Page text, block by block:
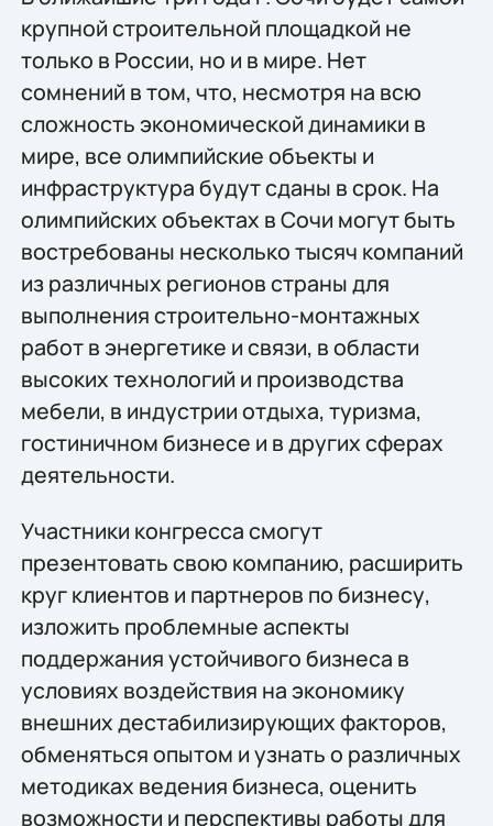
крупной строительной площадкой не
только в России, но и в мире. Нет
сомнений в том, что, несмотря на всю
сложность экономической динамики в
мире, все олимпийские объекты и
инфраструктура будут сданы в срок. На
олимпийских объектах в Сочи могут быть
востребованы несколько тысяч компаний
из различных регионов страны для
выполнения строительно-монтажных
работ в энергетике и связи, в области
высоких технологий и производства
мебели, в индустрии отдыха, туризма,
гостиничном бизнесе и в других сферах
деятельности.
Участники конгресса смогут
презентовать свою компанию, расширить
круг клиентов и партнеров по бизнесу,
изложить проблемные аспекты
поддержания устойчивого бизнеса в
условиях воздействия на экономику
внешних дестабилизирующих факторов,
обменяться опытом и узнать о различных
методиках ведения бизнеса, оценить
возможности и перспективы работы для